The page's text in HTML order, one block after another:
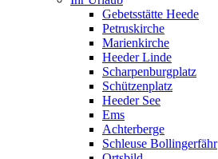
Gebetsstätte Heede
Petruskirche
Marienkirche
Heeder Linde
Scharpenburgplatz
Schützenplatz
Heeder See
Ems
Achterberge
Schleuse Bollingerfähr